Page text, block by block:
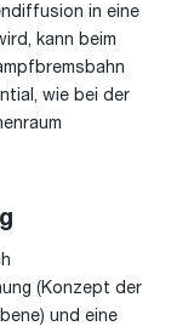
in eine
kann beim
wie bei der
(Konzept der
und eine